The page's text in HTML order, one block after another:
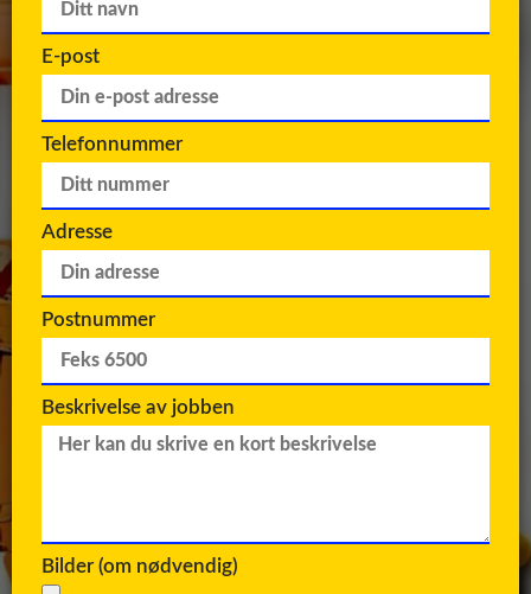
E-post
Telefonnummer
Adresse
Postnummer
Beskrivelse av jobben
Bilder (om nødvendig)